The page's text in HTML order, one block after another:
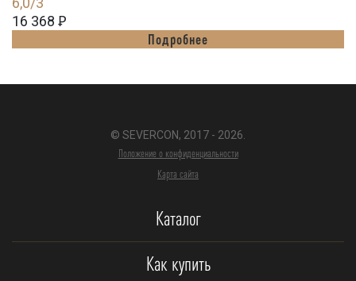
16 368 Ꝑ
Подробнее
© SEVERCON, 2017 - 2026.
Положение о конфиденциальности
Карта сайта
Каталог
Как купить